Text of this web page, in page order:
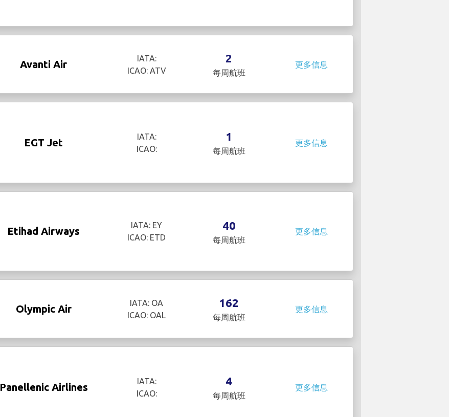
Avanti Air
IATA:
ICAO: ATV
2
每周航班
更多信息
EGT Jet
IATA:
ICAO:
1
每周航班
更多信息
Etihad Airways
IATA: EY
ICAO: ETD
40
每周航班
更多信息
Olympic Air
IATA: OA
ICAO: OAL
162
每周航班
更多信息
Panellenic Airlines
IATA:
ICAO:
4
每周航班
更多信息